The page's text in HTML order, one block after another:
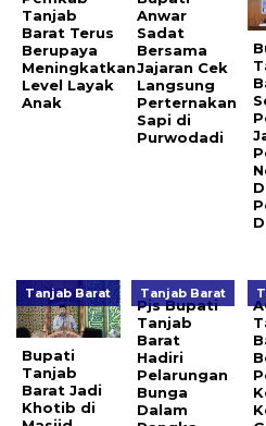
Tanjab
Barat Terus
Berupaya
Meningkatkan
Level Layak
Anak
Anwar
Sadat
Bersama
Jajaran Cek
Langsung
Perternakan
Sapi di
Purwodadi
Tanjab Barat
Bupati
Tanjab
Barat Jadi
Khotib di
Tanjab Barat
Pjs Bupati
Tanjab
Barat
Hadiri
Pelarungan
Bunga
Dalam